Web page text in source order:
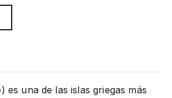
es una de las islas griegas más